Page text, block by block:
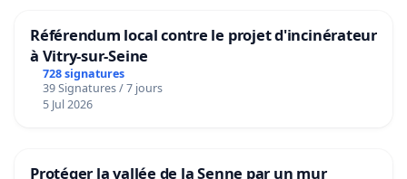
Référendum local contre le projet d'incinérateur
à Vitry-sur-Seine
728 signatures
39 Signatures / 7 jours
5 Jul 2026
Protéger la vallée de la Senne par un mur